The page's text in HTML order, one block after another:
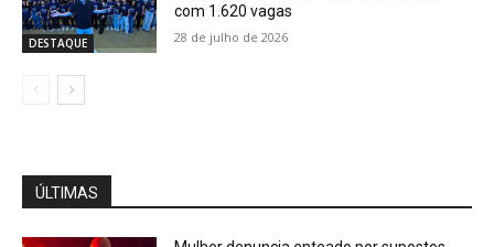
DESTAQUE
com 1.620 vagas
28 de julho de 2026
ÚLTIMAS